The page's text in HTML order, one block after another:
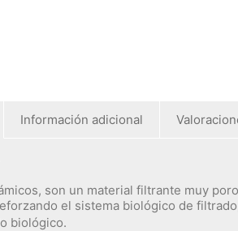
Información adicional
son un material filtrante muy
el sistema biológico de